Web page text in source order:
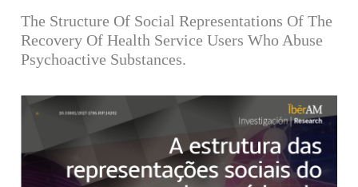
The Structure Of Social Representations Of The
Recovery Of Health Service Users Who Abuse
Psychoactive Substances.
Barra lateral del artículo